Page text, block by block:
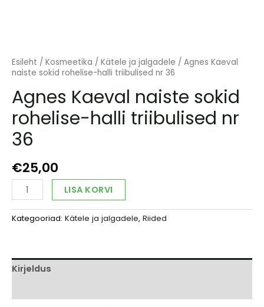
Esileht / Kosmeetika / Kätele ja jalgadele / Agnes Kaeval
naiste sokid rohelise-halli triibulised nr 36
Agnes Kaeval naiste sokid
rohelise-halli triibulised nr
36
€25,00
Agnes
Kaeval
naiste
sokid
triibulised
nr
LISA KORVI
Alternative:
Kategooriad: Kätele ja jalgadele, Riided
Kirjeldus